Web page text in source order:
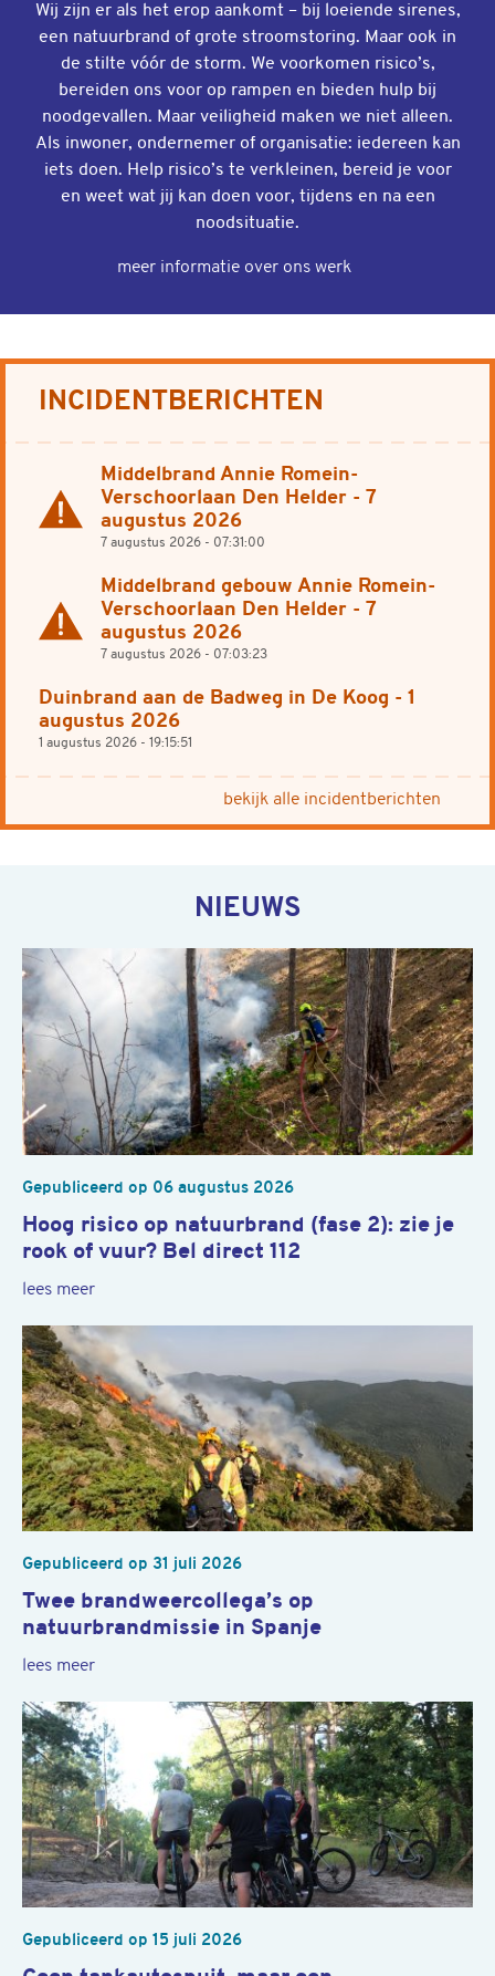
Wij zijn er als het erop aankomt – bij loeiende sirenes,
een natuurbrand of grote stroomstoring. Maar ook in
de stilte vóór de storm. We voorkomen risico’s,
bereiden ons voor op rampen en bieden hulp bij
noodgevallen. Maar veiligheid maken we niet alleen.
Als inwoner, ondernemer of organisatie: iedereen kan
iets doen. Help risico’s te verkleinen, bereid je voor
en weet wat jij kan doen voor, tijdens en na een
noodsituatie.
meer informatie over ons werk
INCIDENTBERICHTEN
Actueel bericht
Middelbrand Annie Romein-
Verschoorlaan Den Helder - 7
augustus 2026
7 augustus 2026 - 07:31:00
Actueel bericht
Middelbrand gebouw Annie Romein-
Verschoorlaan Den Helder - 7
augustus 2026
7 augustus 2026 - 07:03:23
Duinbrand aan de Badweg in De Koog - 1
augustus 2026
1 augustus 2026 - 19:15:51
bekijk alle incidentberichten
NIEUWS
Hoog risico op natuurbrand (fase 2): zie je
rook of vuur? Bel direct 112
Gepubliceerd op 06 augustus 2026
lees meer
Twee brandweercollega’s op
natuurbrandmissie in Spanje
Gepubliceerd op 31 juli 2026
lees meer
Gepubliceerd op 15 juli 2026